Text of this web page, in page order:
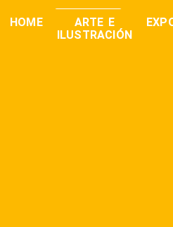
HOME
ARTE E
ILUSTRACIÓN
buscar